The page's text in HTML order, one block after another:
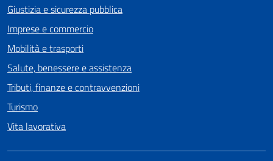
Giustizia e sicurezza pubblica
Imprese e commercio
Mobilità e trasporti
Salute, benessere e assistenza
Tributi, finanze e contravvenzioni
Turismo
Vita lavorativa